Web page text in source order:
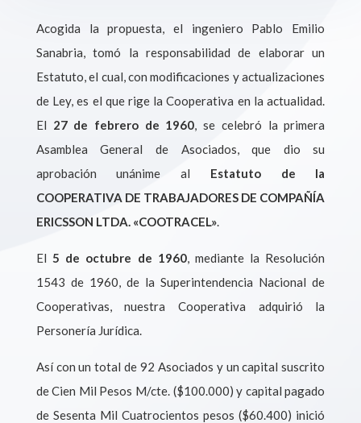
Acogida la propuesta, el ingeniero Pablo Emilio
Sanabria, tomó la responsabilidad de elaborar un
Estatuto, el cual, con modificaciones y actualizaciones
de Ley, es el que rige la Cooperativa en la actualidad.
El 27 de febrero de 1960 , se celebró la primera
Asamblea General de Asociados, que dio su
aprobación unánime al Estatuto de la
COOPERATIVA DE TRABAJADORES DE COMPAÑÍA
ERICSSON LTDA. «COOTRACEL ».
El 5 de octubre de 1960, mediante la Resolución
1543 de 1960, de la Superintendencia Nacional de
Cooperativas, nuestra Cooperativa adquirió la
Personería Jurídica.
Así con un total de 92 Asociados y un capital suscrito
de Cien Mil Pesos M/cte. ($100.000) y capital pagado
de Sesenta Mil Cuatrocientos pesos ($60.400) inició